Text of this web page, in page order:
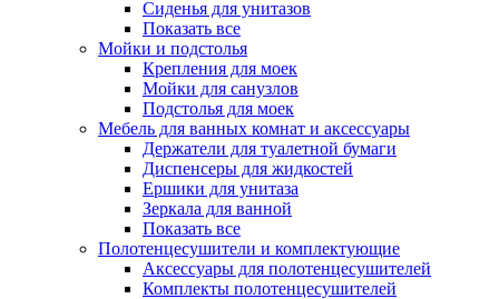
Сиденья для унитазов
Показать все
Мойки и подстолья
Крепления для моек
Мойки для санузлов
Подстолья для моек
Мебель для ванных комнат и аксессуары
Держатели для туалетной бумаги
Диспенсеры для жидкостей
Ершики для унитаза
Зеркала для ванной
Показать все
Полотенцесушители и комплектующие
Аксессуары для полотенцесушителей
Комплекты полотенцесушителей